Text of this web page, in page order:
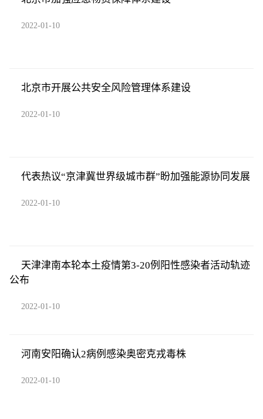
2022-01-10
北京市开展公共安全风险管理体系建设
2022-01-10
代表热议“京津冀世界级城市群”盼加强能源协同发展
2022-01-10
天津津南本轮本土疫情第3-20例阳性感染者活动轨迹
公布
2022-01-10
河南安阳确认2病例感染奥密克戎毒株
2022-01-10